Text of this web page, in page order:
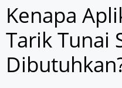
Kenapa
Tarik Tunai